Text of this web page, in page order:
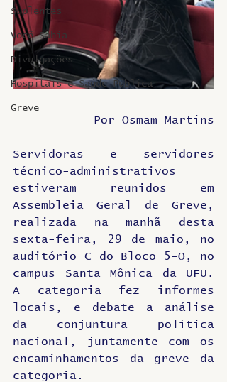
Suplentes
Você Sabia
Divulgações
Hospitais e Saúde Pública
Greve
Por Osmam Martins
Servidoras e servidores
técnico-administrativos
estiveram reunidos em
Assembleia Geral de Greve,
realizada na manhã desta
sexta-feira, 29 de maio, no
auditório C do Bloco 5-O, no
campus Santa Mônica da UFU.
A categoria fez informes
locais, e debate a análise
da conjuntura política
nacional, juntamente com os
encaminhamentos da greve da
categoria.